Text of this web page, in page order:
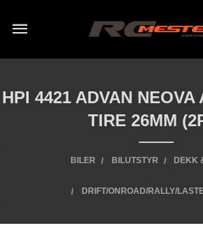
innholdet
HPI 4421 ADVAN NEOVA
TIRE 26MM
BILER BILUTSTYR DEKK
DRIFT/ONROAD/RALLY/